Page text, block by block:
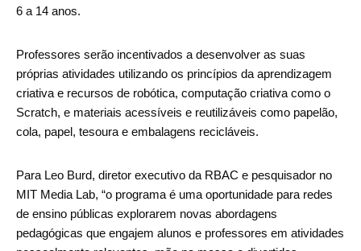
6 a 14 anos.
Professores serão incentivados a desenvolver as suas
próprias atividades utilizando os princípios da aprendizagem
criativa e recursos de robótica, computação criativa como o
Scratch, e materiais acessíveis e reutilizáveis como papelão,
cola, papel, tesoura e embalagens recicláveis.
Para Leo Burd, diretor executivo da RBAC e pesquisador no
MIT Media Lab, “o programa é uma oportunidade para redes
de ensino públicas explorarem novas abordagens
pedagógicas que engajem alunos e professores em atividades